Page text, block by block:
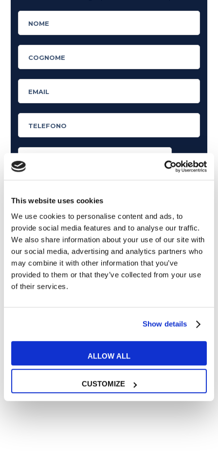
This website uses cookies
We use cookies to personalise content and ads, to
provide social media features and to analyse our traffic.
We also share information about your use of our site with
our social media, advertising and analytics partners who
may combine it with other information that you’ve
provided to them or that they’ve collected from your use
of their services.
Show details
ALLOW ALL
CUSTOMIZE
Articoli dedicati alla grammatica inglese
Articoli dedicati a inglese nel mondo del lavoro
Articoli con tips e new sulla lingua inglese
Articoli divertenti su film e musica
In quanto di età superiore ai 16 anni, dichiaro di acconsentire
al trattamento dei miei dati personali in conformità
all’informativa privacy.
Desidero ricevere comunicazioni commerciali e promozionali